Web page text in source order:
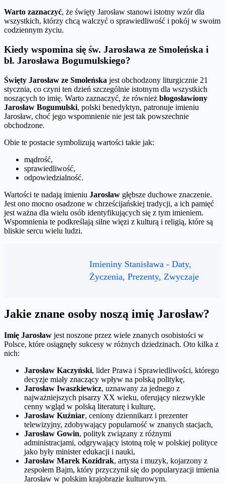
Warto zaznaczyć, że święty Jarosław stanowi istotny wzór dla
wszystkich, którzy chcą walczyć o sprawiedliwość i pokój w swoim
codziennym życiu.
Kiedy wspomina się św. Jarosława ze Smoleńska i
bł. Jarosława Bogumulskiego?
Święty Jarosław ze Smoleńska jest obchodzony liturgicznie 21
stycznia, co czyni ten dzień szczególnie istotnym dla wszystkich
noszących to imię. Warto zaznaczyć, że również błogosławiony
Jarosław Bogumulski, polski benedyktyn, patronuje imieniu
Jarosław, choć jego wspomnienie nie jest tak powszechnie
obchodzone.
Obie te postacie symbolizują wartości takie jak:
mądrość,
sprawiedliwość,
odpowiedzialność.
Wartości te nadają imieniu Jarosław głębsze duchowe znaczenie.
Jest ono mocno osadzone w chrześcijańskiej tradycji, a ich pamięć
jest ważna dla wielu osób identyfikujących się z tym imieniem.
Wspomnienia te podkreślają silne więzi z kulturą i religią, które są
bliskie sercu wielu ludzi.
Imieniny Stanisława - Daty,
Życzenia, Prezenty, Zwyczaje
Jakie znane osoby noszą imię Jarosław?
Imię Jarosław jest noszone przez wiele znanych osobistości w
Polsce, które osiągnęły sukcesy w różnych dziedzinach. Oto kilka z
nich:
Jarosław Kaczyński, lider Prawa i Sprawiedliwości, którego
decyzje miały znaczący wpływ na polską politykę,
Jarosław Iwaszkiewicz, uznawany za jednego z
najważniejszych pisarzy XX wieku, oferujący niezwykle
cenny wgląd w polską literaturę i kulturę,
Jarosław Kuźniar, ceniony dziennikarz i prezenter
telewizyjny, zdobywający popularność w znanych stacjach,
Jarosław Gowin, polityk związany z różnymi
administracjami, odgrywający istotną rolę w polskiej polityce
jako były minister edukacji i nauki,
Jarosław Marek Kozidrak, artysta i muzyk, kojarzony z
zespołem Bajm, który przyczynił się do popularyzacji imienia
Jarosław w polskim krajobrazie kulturowym.